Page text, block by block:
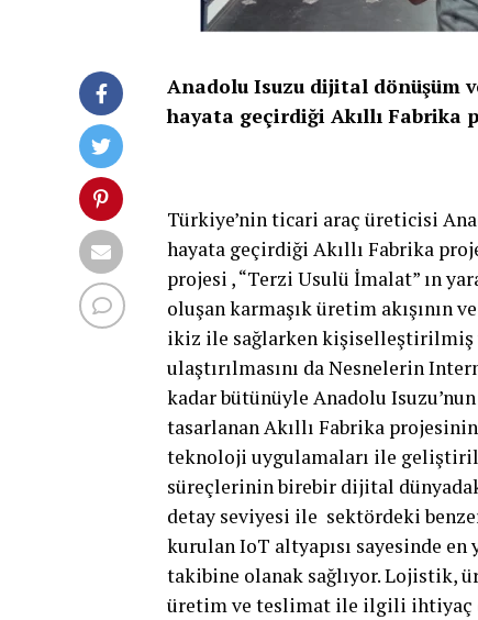
Anadolu Isuzu dijital dönüşüm
hayata geçirdiği Akıllı Fabrika
Türkiye’nin ticari araç üreticisi
hayata geçirdiği Akıllı Fabrika
projesi , “Terzi Usulü İmalat” ın
oluşan karmaşık üretim akışının
ikiz ile sağlarken
ulaştırılmasını da Nesnelerin
kadar bütünüyle Anadolu
tasarlanan Akıllı Fabrika
teknoloji uygulamaları ile
süreçlerinin birebir dijital
detay seviyesi ile sektördeki
kurulan IoT altyapısı sayesinde
takibine olanak sağlıyor. Lojistik,
üretim ve teslimat ile ilgili ihtiyaç